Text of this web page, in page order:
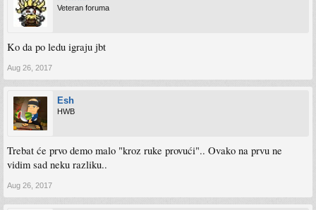
Veteran foruma
Ko da po ledu igraju jbt
Aug 26, 2017
Esh
HWB
Trebat će prvo demo malo "kroz ruke provući".. Ovako na prvu ne
vidim sad neku razliku..
Aug 26, 2017